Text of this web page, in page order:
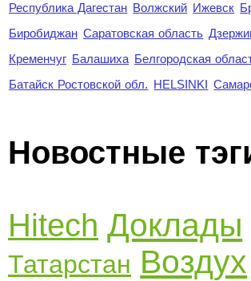
Республика Дагестан Волжский Ижевск
Биробиджан Саратовская область
Кременчуг Балашиха Белгородская
Батайск Ростовской обл. HELSINKI
Новостные
Hitech Доклады
Татарстан Воздух